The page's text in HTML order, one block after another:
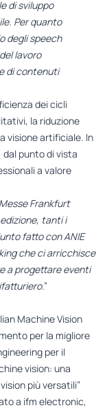
di sviluppo
Per quanto
degli speech
lavoro
di contenuti
dei cicli
la riduzione
visione artificiale. In
punto di vista
a valore
Frankfurt
tanti i
fatto con ANIE
che ci arricchisce
a progettare eventi
.”
Machine Vision
per la migliore
per il
vision: una
più versatili”
a ifm electronic,